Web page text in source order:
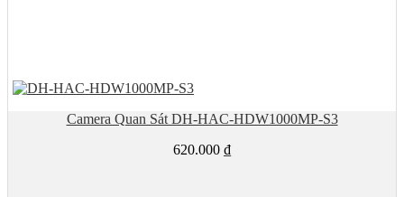
Camera Quan Sát DH-HAC-HDW1000MP-S3
620.000 ₫